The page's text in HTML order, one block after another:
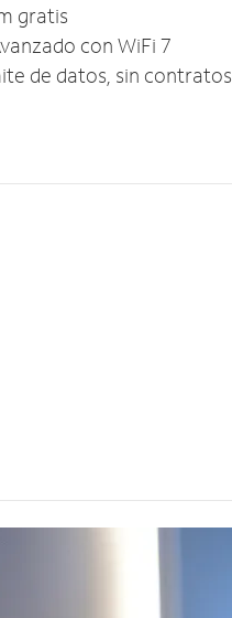
gratis
con WiFi 7
de datos, sin contratos